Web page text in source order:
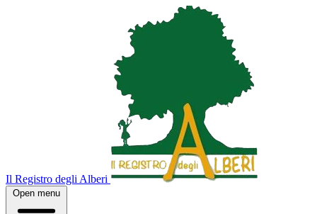
Il Registro degli Alberi
Open menu